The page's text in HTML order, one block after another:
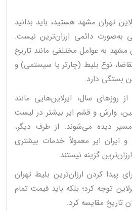
تهران مشهد هستید، باید بدانید
به‌صورت دائمی ارزان‌ترین نیست.
به عوامل مختلفی مانند تاریخ
نوع بلیط (چارتر یا سیستمی) و
بستگی دارد.
روزهای سال، ایرلاین‌هایی مانند
وارش و قشم ایر بیشتر در لیست
دیده می‌شوند. از طرف دیگر،
و ایران ایر معمولاً خدمات بیشتری
گزینه نیستند.
پیدا کردن ارزان‌ترین بلیط تهران
توجه کرد؛ بلکه باید قیمت تمام
تاریخ مقایسه کرد.